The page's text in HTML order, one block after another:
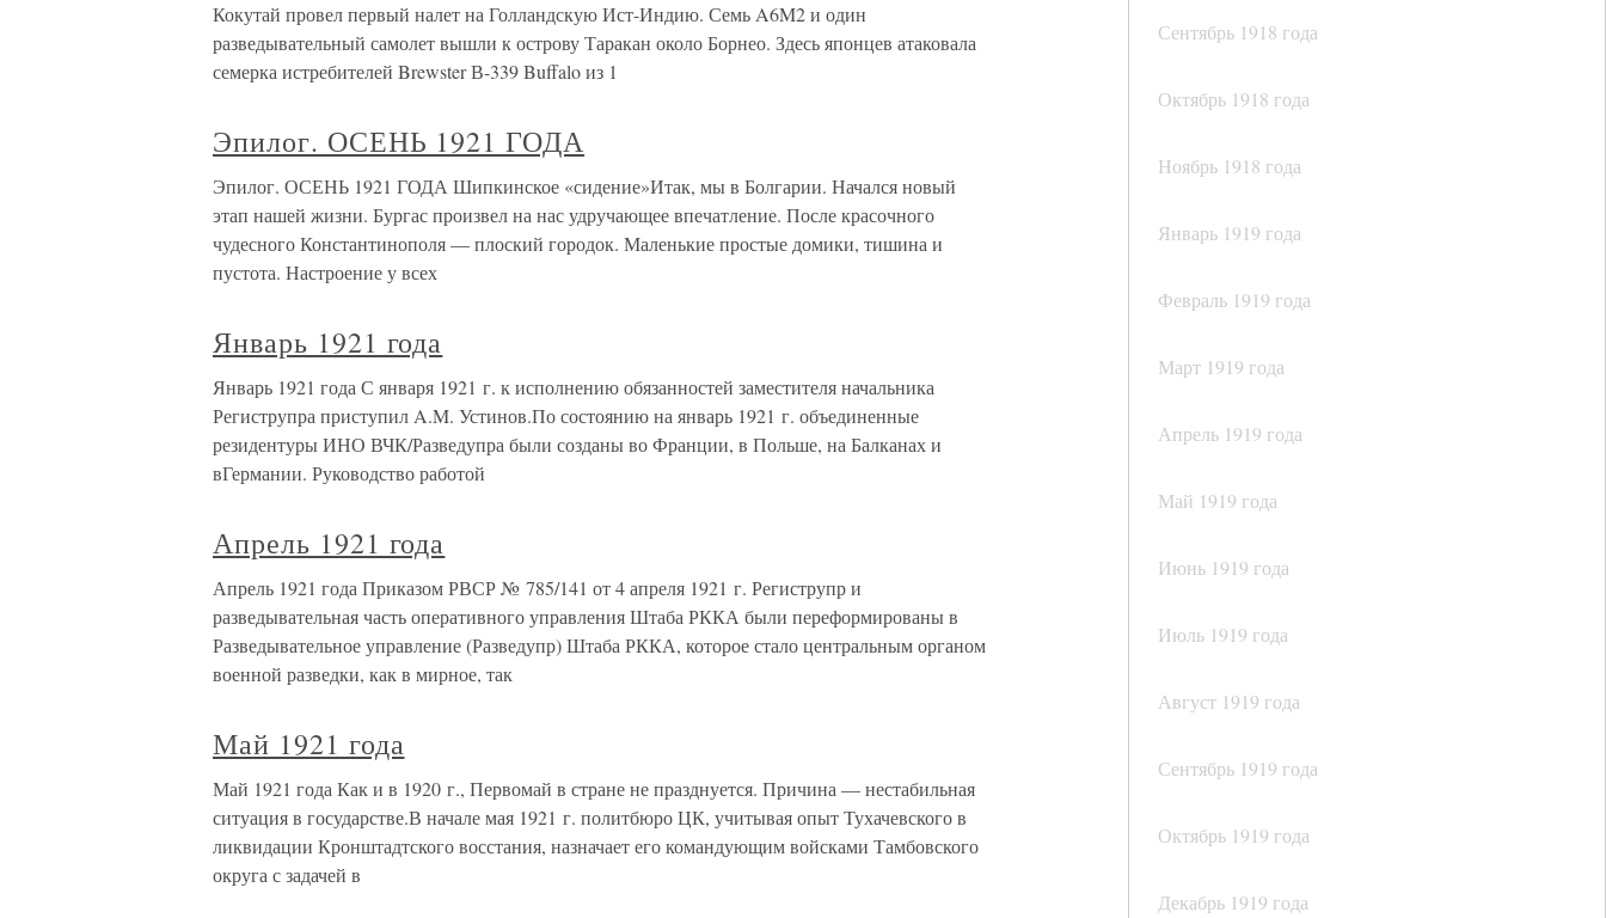
Сентябрь 1918 года
Октябрь 1918 года
Ноябрь 1918 года
Январь 1919 года
Февраль 1919 года
Март 1919 года
Апрель 1919 года
Май 1919 года
Июнь 1919 года
Июль 1919 года
Август 1919 года
Сентябрь 1919 года
Октябрь 1919 года
Декабрь 1919 года
Кокутай провел первый налет на Голландскую Ист-Индию. Семь A6M2 и один
разведывательный самолет вышли к острову Таракан около Борнео. Здесь японцев атаковала
семерка истребителей Brewster В-339 Buffalo из 1
Эпилог. ОСЕНЬ 1921 ГОДА
Эпилог. ОСЕНЬ 1921 ГОДА Шипкинское «сидение»Итак, мы в Болгарии. Начался новый
этап нашей жизни. Бургас произвел на нас удручающее впечатление. После красочного
чудесного Константинополя — плоский городок. Маленькие простые домики, тишина и
пустота. Настроение у всех
Январь 1921 года
Январь 1921 года С января 1921 г. к исполнению обязанностей заместителя начальника
Региструпра приступил A.M. Устинов.По состоянию на январь 1921 г. объединенные
резидентуры ИНО ВЧК/Разведупра были созданы во Франции, в Польше, на Балканах и
вГермании. Руководство работой
Апрель 1921 года
Апрель 1921 года Приказом РВСР № 785/141 от 4 апреля 1921 г. Региструпр и
разведывательная часть оперативного управления Штаба РККА были переформированы в
Разведывательное управление (Разведупр) Штаба РККА, которое стало центральным органом
военной разведки, как в мирное, так
Май 1921 года
Май 1921 года Как и в 1920 г., Первомай в стране не празднуется. Причина — нестабильная
ситуация в государстве.В начале мая 1921 г. политбюро ЦК, учитывая опыт Тухачевского в
ликвидации Кронштадтского восстания, назначает его командующим войсками Тамбовского
округа с задачей в